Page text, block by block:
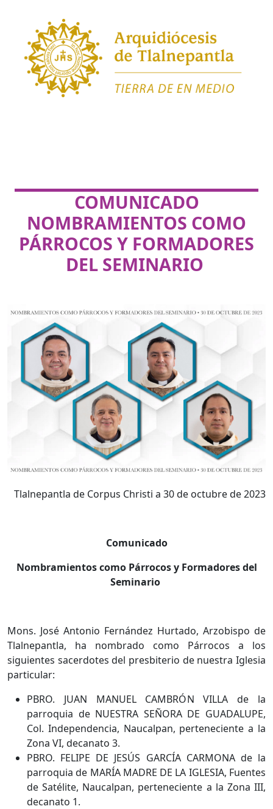
COMUNICADO
NOMBRAMIENTOS COMO
PÁRROCOS Y FORMADORES
DEL SEMINARIO
Tlalnepantla de Corpus Christi a 30 de octubre de 2023
Comunicado
Nombramientos como Párrocos y Formadores del
Seminario
Mons. José Antonio Fernández Hurtado, Arzobispo de
Tlalnepantla, ha nombrado como Párrocos a los
siguientes sacerdotes del presbiterio de nuestra Iglesia
particular:
PBRO. JUAN MANUEL CAMBRÓN VILLA de la
parroquia de NUESTRA SEÑORA DE GUADALUPE,
Col. Independencia, Naucalpan, perteneciente a la
Zona VI, decanato 3.
PBRO. FELIPE DE JESÚS GARCÍA CARMONA de la
parroquia de MARÍA MADRE DE LA IGLESIA, Fuentes
de Satélite, Naucalpan, perteneciente a la Zona III,
decanato 1.